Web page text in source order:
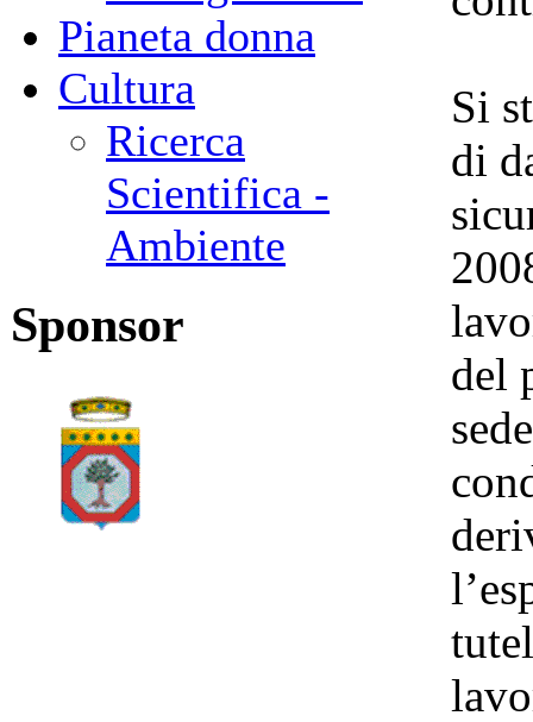
Pianeta donna
Cultura
Ricerca
Scientifica -
Ambiente
Sponsor
Si
di
del